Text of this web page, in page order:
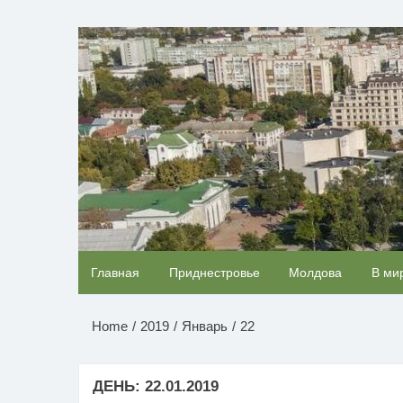
содержимомуНОВОСТИ
Главная Приднестровье Молдова В
Home 2019 Январь 22
ДЕНЬ: 22.01.2019
Ролик длится пару секунд, но вы будете в
от увиденного